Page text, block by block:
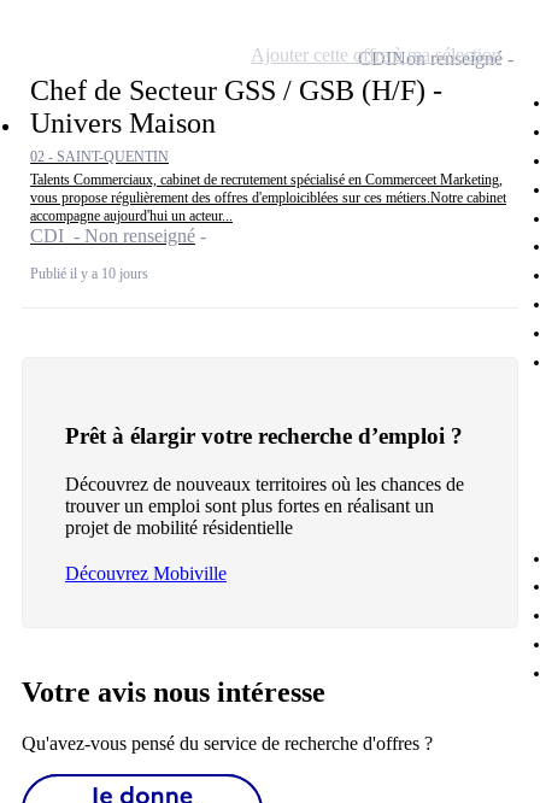
Chef de Secteur GSS / GSB (H/F) -
Univers Maison
02 - SAINT-QUENTIN
Talents Commerciaux, cabinet de recrutement spécialisé en Commerceet Marketing,
vous propose régulièrement des offres d'emploiciblées sur ces métiers.Notre cabinet
accompagne aujourd'hui un acteur...
CDI - Non renseigné
Publié il y a 10 jours
CDINon renseigné
Ajouter cette offre à ma sélection
Prêt à élargir votre recherche d’emploi ?
Découvrez de nouveaux territoires où les chances de
trouver un emploi sont plus fortes en réalisant un
projet de mobilité résidentielle
Découvrez Mobiville
Votre avis nous intéresse
Qu'avez-vous pensé du service de recherche d'offres ?